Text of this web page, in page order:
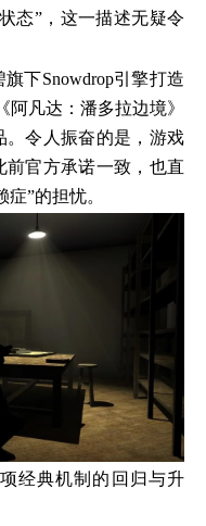
态”，这一描述无疑令
下Snowdrop引擎打造
凡达：潘多拉边境》
。令人振奋的是，游戏
官方承诺一致，也直
”的担忧。
经典机制的回归与升